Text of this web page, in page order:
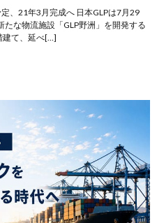
、21年3月完成へ 日本GLPは7月29
たな物流施設「GLP野洲」を開発する
建て、延べ[…]